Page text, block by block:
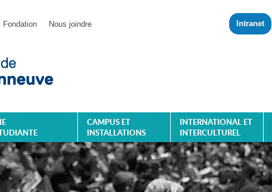
Fondation Nous joindre Intranet
CAMPUS ET
INSTALLATIONS
INTERNATIONAL ET
INTERCULTUREL